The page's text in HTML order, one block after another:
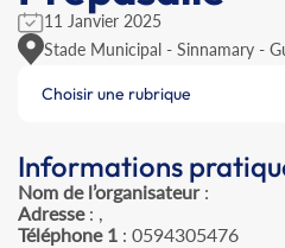
11 Janvier 2025
Stade Municipal - Sinnamary -
Choisir une rubrique
Informations
Nom de l’organisateur:
Adresse: ,
Téléphone 1 : 0594305476